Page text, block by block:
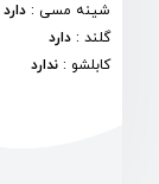
شینه مسی : دارد
گلند : دارد
کابلشو : ندارد